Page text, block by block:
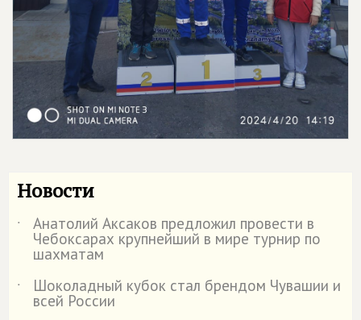
Новости
˙ Анатолий Аксаков предложил провести в
Чебоксарах крупнейший в мире турнир по
шахматам
˙
Шоколадный кубок стал брендом Чувашии и
всей России